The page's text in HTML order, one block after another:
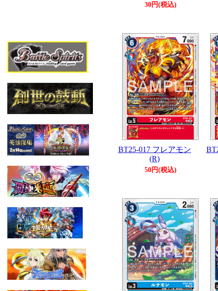
30円(税込)
BT25-017 フレアモン
(R)
50円(税込)